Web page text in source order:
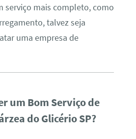
serviço mais completo, como
talvez seja
uma empresa de
um Bom Serviço de
do Glicério SP?